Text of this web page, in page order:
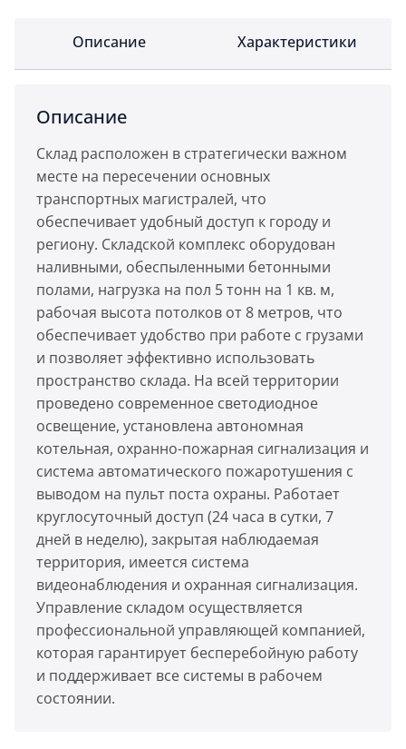
Описание Характеристики
Описание
Склад расположен в стратегически важном
месте на пересечении основных
транспортных магистралей, что
обеспечивает удобный доступ к городу и
региону. Складской комплекс оборудован
наливными, обеспыленными бетонными
полами, нагрузка на пол 5 тонн на 1 кв. м,
рабочая высота потолков от 8 метров, что
обеспечивает удобство при работе с грузами
и позволяет эффективно использовать
пространство склада. На всей территории
проведено современное светодиодное
освещение, установлена автономная
котельная, охранно-пожарная сигнализация и
система автоматического пожаротушения с
выводом на пульт поста охраны. Работает
круглосуточный доступ (24 часа в сутки, 7
дней в неделю), закрытая наблюдаемая
территория, имеется система
видеонаблюдения и охранная сигнализация.
Управление складом осуществляется
профессиональной управляющей компанией,
которая гарантирует бесперебойную работу
и поддерживает все системы в рабочем
состоянии.